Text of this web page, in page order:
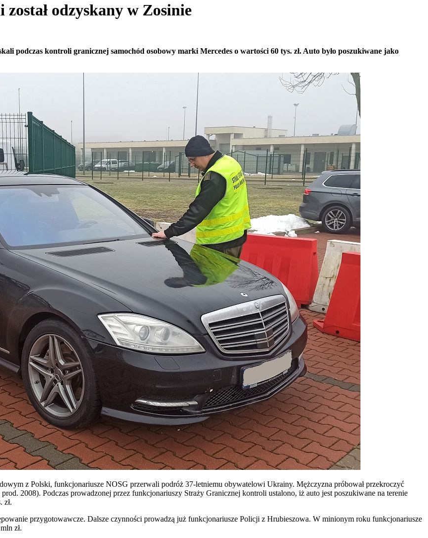
odzyskany w Zosinie
podczas kontroli granicznej samochód osobowy marki Mercedes o wartości 60 tys. zł. Auto było poszukiwane jako
z Polski, funkcjonariusze NOSG przerwali podróż 37-letniemu obywatelowi Ukrainy. Mężczyzna próbował przekroczyć
2008). Podczas prowadzonej przez funkcjonariuszy Straży Granicznej kontroli ustalono, iż auto jest poszukiwane na terenie
zł.
przygotowawcze. Dalsze czynności prowadzą już funkcjonariusze Policji z Hrubieszowa. W minionym roku funkcjonariusze
zł.